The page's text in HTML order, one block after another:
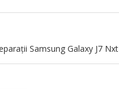
Samsung Galaxy J7 Nxt